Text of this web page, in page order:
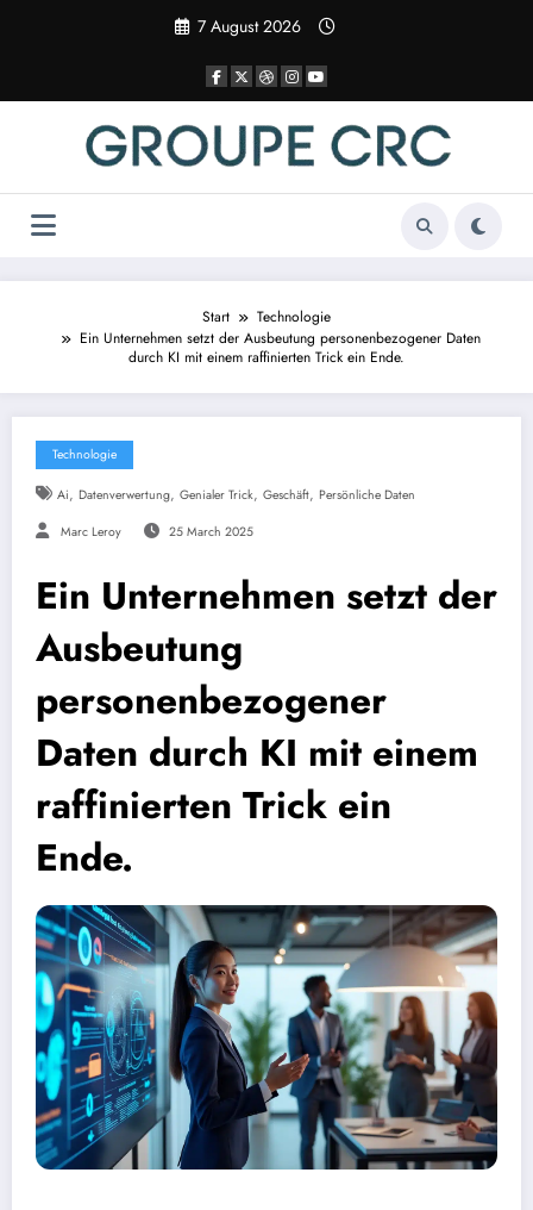
7 August 2026
Start
Technologie
Ein Unternehmen setzt der Ausbeutung personenbezogener Daten
durch KI mit einem raffinierten Trick ein Ende.
Technologie
Ai, Datenverwertung, Genialer Trick, Geschäft, Persönliche Daten
Marc Leroy 25 March 2025
Ein Unternehmen setzt der
Ausbeutung
personenbezogener
Daten durch KI mit einem
raffinierten Trick ein
Ende.